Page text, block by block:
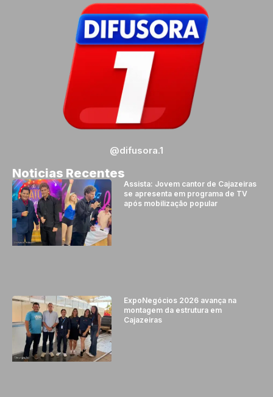
@difusora.1
Noticias Recentes
Assista: Jovem cantor de Cajazeiras
se apresenta em programa de TV
após mobilização popular
ExpoNegócios 2026 avança na
montagem da estrutura em
Cajazeiras